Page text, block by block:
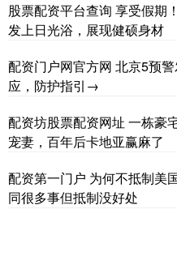
股票配资平台查询 享受假期
发上日光浴，展现健硕身材
配资门户网官方网 北京5预
应，防护指引→
配资坊股票配资网址 一栋豪
宠妻，百年后卡地亚赢麻了
配资第一门户 为何不抵制美
同很多事但抵制没好处